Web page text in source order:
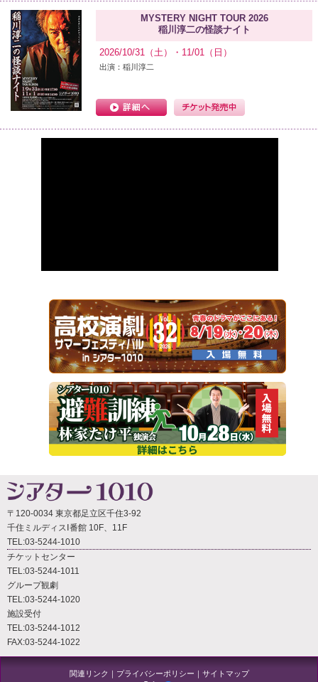
MYSTERY NIGHT TOUR 2026
稲川淳二の怪談ナイト
2026/10/31（土）・11/01（日）
出演：稲川淳二
〒120-0034 東京都足立区千住3-92
千住ミルディスⅠ番館 10F、11F
TEL:03-5244-1010
チケットセンター
TEL:03-5244-1011
グループ観劇
TEL:03-5244-1020
施設受付
TEL:03-5244-1012
FAX:03-5244-1022
関連リンク ｜ プライバシーポリシー ｜ サイトマップ